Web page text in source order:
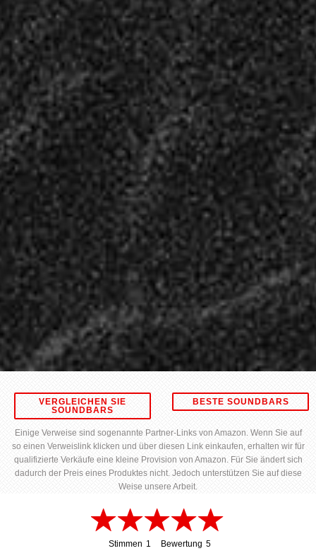
VERGLEICHEN SIE
SOUNDBARS
BESTE SOUNDBARS
Einige Verweise sind sogenannte Partner-Links von Amazon. Wenn Sie auf
so einen Verweislink klicken und über diesen Link einkaufen, erhalten wir für
qualifizierte Verkäufe eine kleine Provision von Amazon. Für Sie ändert sich
dadurch der Preis eines Produktes nicht. Jedoch unterstützen Sie auf diese
Weise unsere Arbeit.
Stimmen 1
Bewertung 5